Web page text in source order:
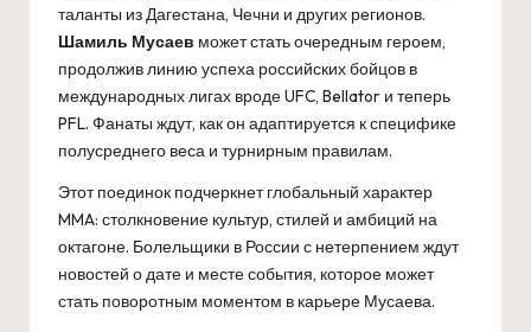
таланты из Дагестана, Чечни и других регионов.
Шамиль Мусаев может стать очередным героем,
продолжив линию успеха российских бойцов в
международных лигах вроде UFC, Bellator и теперь
PFL. Фанаты ждут, как он адаптируется к специфике
полусреднего веса и турнирным правилам.
Этот поединок подчеркнет глобальный характер
MMA: столкновение культур, стилей и амбиций на
октагоне. Болельщики в России с нетерпением ждут
новостей о дате и месте события, которое может
стать поворотным моментом в карьере Мусаева.